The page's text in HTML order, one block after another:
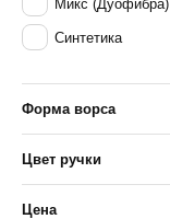
Микс (Дуофибра)
Синтетика
Форма ворса
Цвет ручки
Цена